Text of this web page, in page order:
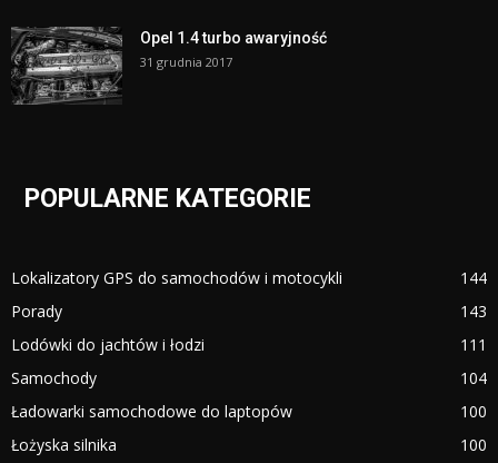
Opel 1.4 turbo awaryjność
31 grudnia 2017
POPULARNE KATEGORIE
Lokalizatory GPS do samochodów i motocykli
144
Porady
143
Lodówki do jachtów i łodzi
111
Samochody
104
Ładowarki samochodowe do laptopów
100
Łożyska silnika
100